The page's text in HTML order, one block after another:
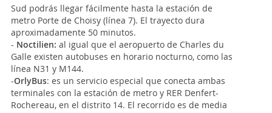
Sud podrás llegar fácilmente hasta la estación de
metro Porte de Choisy (línea 7). El trayecto dura
aproximadamente 50 minutos.
- Noctilien: al igual que el aeropuerto de Charles du
Galle existen autobuses en horario nocturno, como las
línea N31 y M144.
-OrlyBus: es un servicio especial que conecta ambas
terminales con la estación de metro y RER Denfert-
Rochereau, en el distrito 14. El recorrido es de media